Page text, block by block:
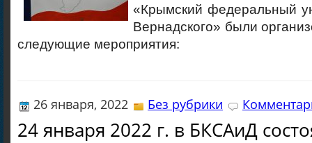
«Крымский федеральный
Вернадского» были
следующие мероприятия:
26 января, 2022 Без рубрики
24 января 2022 г. в БКСАиД